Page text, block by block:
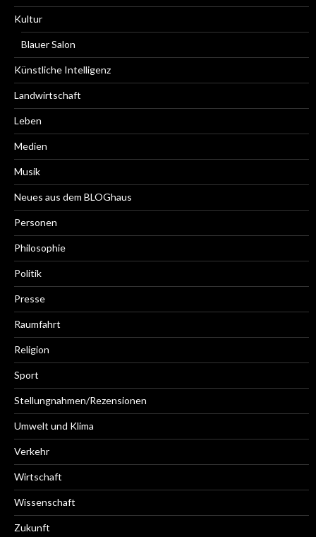
Kultur
Blauer Salon
Künstliche Intelligenz
Landwirtschaft
Leben
Medien
Musik
Neues aus dem BLOGhaus
Personen
Philosophie
Politik
Presse
Raumfahrt
Religion
Sport
Stellungnahmen/Rezensionen
Umwelt und Klima
Verkehr
Wirtschaft
Wissenschaft
Zukunft